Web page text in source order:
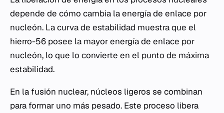
depende de cómo cambia la energía de enlace por
nucleón. La curva de estabilidad muestra que el
hierro-56 posee la mayor energía de enlace por
nucleón, lo que lo convierte en el punto de máxima
estabilidad.
En la fusión nuclear, núcleos ligeros se combinan
para formar uno más pesado. Este proceso libera